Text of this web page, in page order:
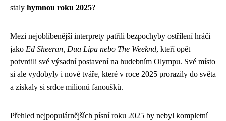
staly hymnou roku 2025?
Mezi nejoblíbenější interprety patřili bezpochyby ostřílení hráči
jako Ed Sheeran, Dua Lipa nebo The Weeknd, kteří opět
potvrdili své výsadní postavení na hudebním Olympu. Své místo
si ale vydobyly i nové tváře, které v roce 2025 prorazily do světa
a získaly si srdce milionů fanoušků.
Přehled nejpopulárnějších písní roku 2025 by nebyl kompletní